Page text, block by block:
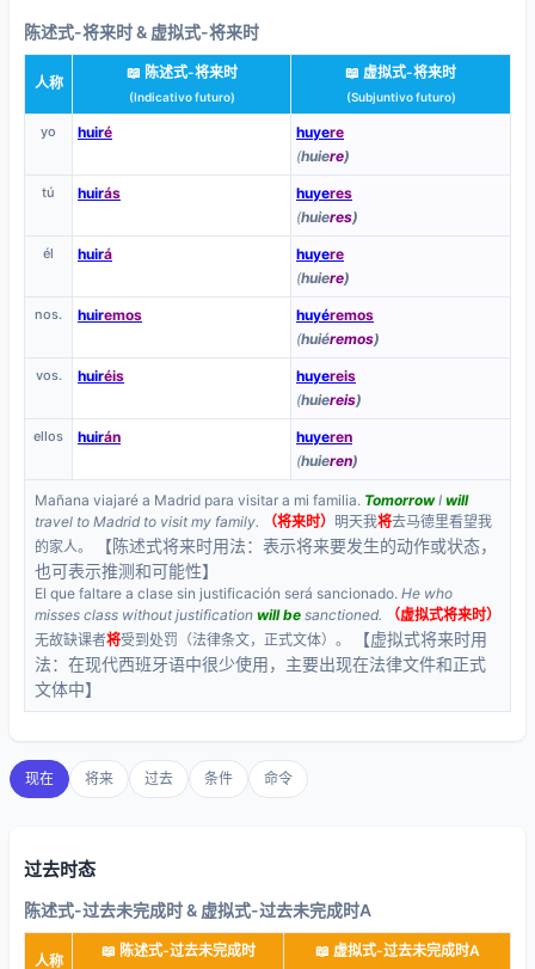
陈述式-将来时 & 虚拟式-将来时
人称
📖 陈述式-将来时
(Indicativo futuro)
📖 虚拟式-将来时
(Subjuntivo futuro)
yo huiré huyere
(huiere)
tú huirás huyeres
(huieres)
él huirá huyere
(huiere)
nos. huiremos huyéremos
(huiéremos)
vos. huiréis huyereis
(huiereis)
ellos huirán huyeren
(huieren)
Mañana viajaré a Madrid para visitar a mi familia. TomorrowI will
travel to Madrid to visit my family.
（将来时） 明天我将去马德里看望我
的家人。
【陈述式将来时用法：表示将来要发生的动作或状态，
也可表示推测和可能性】
El que faltare a clase sin justificación será sancionado. He who
misses class without justification will be sanctioned.
（虚拟式将来时）
无故缺课者将受到处罚（法律条文，正式文体）。
【虚拟式将来时用
法：在现代西班牙语中很少使用，主要出现在法律文件和正式
文体中】
现在 将来 过去 条件 命令
过去时态
陈述式-过去未完成时 & 虚拟式-过去未完成时A
人称
📖 陈述式-过去未完成时 📖 虚拟式-过去未完成时A